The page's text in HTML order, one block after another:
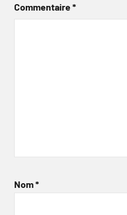
Commentaire*
Nom*